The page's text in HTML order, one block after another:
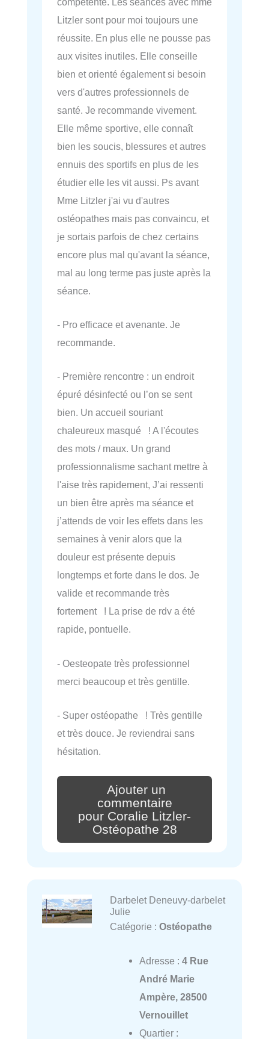
Litzler sont pour moi toujours une
réussite. En plus elle ne pousse pas
aux visites inutiles. Elle conseille
bien et orienté également si besoin
vers d'autres professionnels de
santé. Je recommande vivement.
Elle même sportive, elle connaît
bien les soucis, blessures et autres
ennuis des sportifs en plus de les
étudier elle les vit aussi. Ps avant
Mme Litzler j'ai vu d'autres
ostéopathes mais pas convaincu, et
je sortais parfois de chez certains
encore plus mal qu'avant la séance,
mal au long terme pas juste après la
séance.
- Pro efficace et avenante. Je
recommande.
- Première rencontre : un endroit
épuré désinfecté ou l’on se sent
bien. Un accueil souriant
chaleureux masqué ! A l'écoutes
des mots / maux. Un grand
professionnalisme sachant mettre à
l'aise très rapidement, J’ai ressenti
un bien être après ma séance et
j’attends de voir les effets dans les
semaines à venir alors que la
douleur est présente depuis
longtemps et forte dans le dos. Je
valide et recommande très
fortement ! La prise de rdv a été
rapide, pontuelle.
- Oesteopate très professionnel
merci beaucoup et très gentille.
- Super ostéopathe ! Très gentille
et très douce. Je reviendrai sans
hésitation.
Ajouter un
commentaire
pour Coralie Litzler-
Ostéopathe 28
Darbelet Deneuvy-darbelet
Julie
Catégorie : Ostéopathe
Adresse : 4 Rue
André Marie
Ampère, 28500
Vernouillet
Quartier :